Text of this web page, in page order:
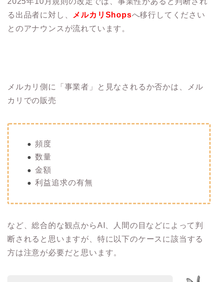
る出品者に対し、 メルカリShopsへ移行してください
とのアナウンスが流れています。
メルカリ側に「事業者」と見なされるか否かは、メル
カリでの販売
頻度
数量
金額
利益追求の有無
など、総合的な観点からAI、人間の目などによって判
断されると思いますが、特に以下のケースに該当する
方は注意が必要だと思います。